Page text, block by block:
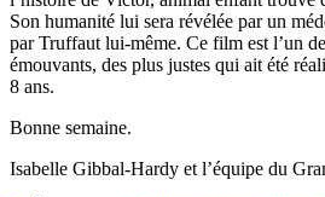
Son humanité lui sera révélée par un
par Truffaut lui-même. Ce film est l’un
émouvants, des plus justes qui ait été
8 ans.
Bonne semaine.
Isabelle Gibbal-Hardy et l’équipe du